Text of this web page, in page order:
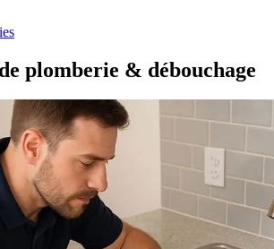
plomberie & débouchage